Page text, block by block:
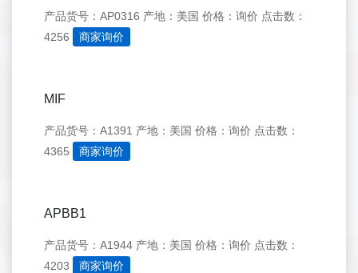
产品货号：AP0316 产地：美国 价格：询价 点击数：
4256
商家询价
MIF
产品货号：A1391 产地：美国 价格：询价 点击数：
4365
商家询价
APBB1
产品货号：A1944 产地：美国 价格：询价 点击数：
4203
商家询价